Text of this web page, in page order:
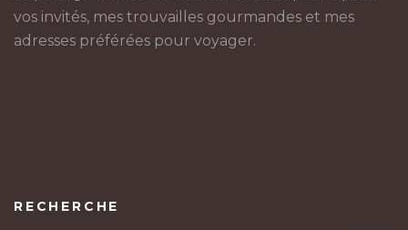
vos invités, mes trouvailles gourmandes et mes
adresses préférées pour voyager.
RECHERCHE